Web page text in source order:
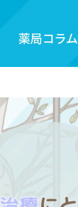
薬局コラム